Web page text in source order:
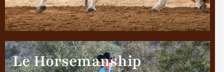
Le Horsemanship